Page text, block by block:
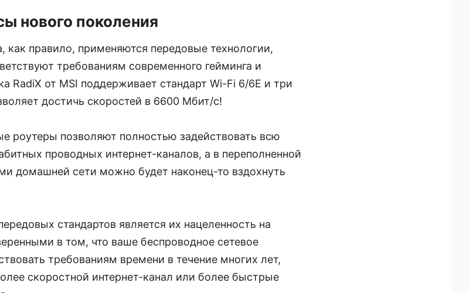
нового поколения
как правило, применяются передовые технологии,
требованиям современного гейминга и
RadiX от MSI поддерживает стандарт Wi-Fi 6/6E и три
достичь скоростей в 6600 Мбит/с!
роутеры позволяют полностью задействовать всю
проводных интернет-каналов, а в переполненной
домашней сети можно будет наконец-то вздохнуть
стандартов является их нацеленность на
в том, что ваше беспроводное сетевое
требованиям времени в течение многих лет,
скоростной интернет-канал или более быстрые